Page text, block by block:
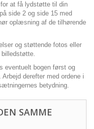
at få lydstøtte til din
side 2 og side 15 med
oplæsning af de tilhørende
og støttende fotos eller
eventuelt bogen først og
derefter med ordene i
betydning.
SAMME